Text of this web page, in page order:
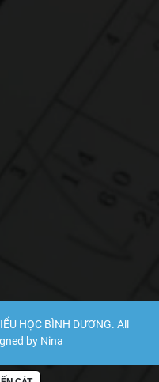
HỌC BÌNH DƯƠNG. All
by Nina